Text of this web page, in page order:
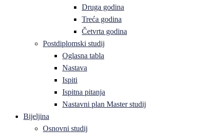
Druga godina
Treća godina
Četvrta godina
Postdiplomski studij
Oglasna tabla
Nastava
Ispiti
Ispitna pitanja
Nastavni plan Master studij
Bijeljina
Osnovni studij